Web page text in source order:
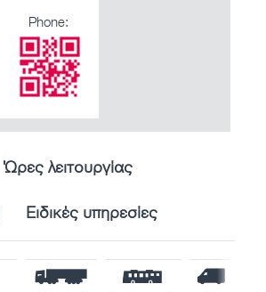
Phone:
Ώρες λειτουργίας
Ειδικές υπηρεσίες